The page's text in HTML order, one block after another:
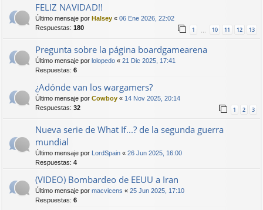
FELIZ NAVIDAD!!
Último mensaje por Halsey « 06 Ene 2026, 22:02
Respuestas: 180 1 10 11 12 13
Pregunta sobre la página boardgamearena
Último mensaje por lolopedo « 21 Dic 2025, 17:41
Respuestas: 6
¿Adónde van los wargamers?
Último mensaje por Cowboy « 14 Nov 2025, 20:14
Respuestas: 32 1 2 3
Nueva serie de What If...? de la segunda guerra
mundial
Último mensaje por LordSpain « 26 Jun 2025, 16:00
Respuestas: 4
(VIDEO) Bombardeo de EEUU a Iran
Último mensaje por macvicens « 25 Jun 2025, 17:10
Respuestas: 6